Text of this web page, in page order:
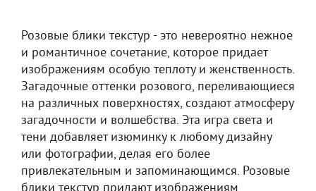
Розовые блики текстур - это невероятно нежное
и романтичное сочетание, которое придает
изображениям особую теплоту и женственность.
Загадочные оттенки розового, переливающиеся
на различных поверхностях, создают атмосферу
загадочности и волшебства. Эта игра света и
тени добавляет изюминку к любому дизайну
или фотографии, делая его более
привлекательным и запоминающимся. Розовые